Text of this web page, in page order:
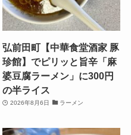
弘前田町【中華食堂酒家 豚
珍館】でピリッと旨辛「麻
婆豆腐ラーメン」に300円
の半ライス
2026年8月6日 ラーメン